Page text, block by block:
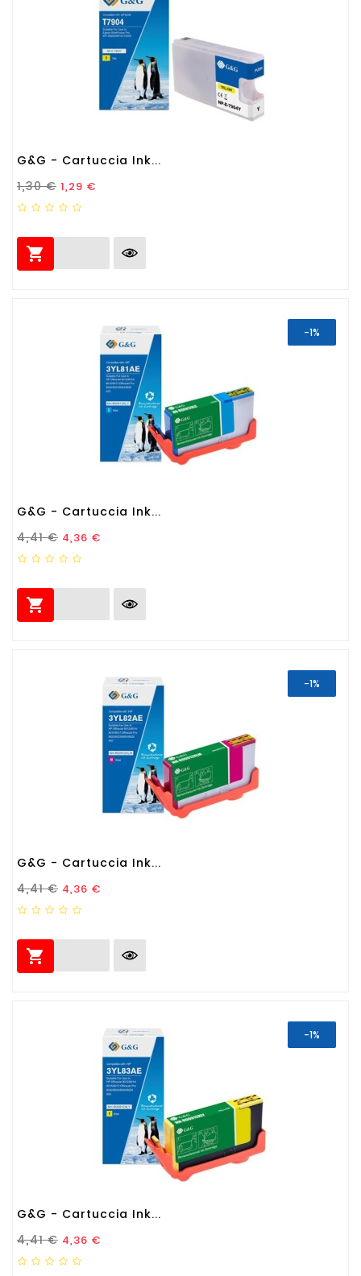
G&G - Cartuccia Ink...
Prezzo Standard
1,30 € Prezzo
1,29 €

-1%
G&G - Cartuccia Ink...
Prezzo Standard
4,41 € Prezzo
4,36 €

-1%
G&G - Cartuccia Ink...
Prezzo Standard
4,41 € Prezzo
4,36 €

-1%
G&G - Cartuccia Ink...
Prezzo Standard
4,41 € Prezzo
4,36 €